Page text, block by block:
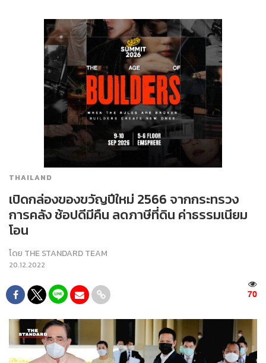
THAILAND
เปิดกล่องของขวัญปีใหม่ 2566 จากกระทรวง
การคลัง ช้อปดีมีคืน ลดภาษีที่ดิน ค่าธรรมเนียม
โอน
โดย THE STANDARD TEAM
20.12.2022
70